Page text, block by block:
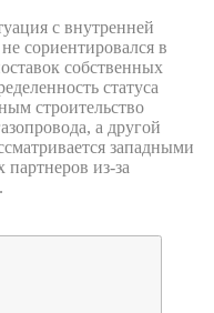
с внутренней
сориентировался в
собственных
статуса
строительство
а другой
западными
из-за